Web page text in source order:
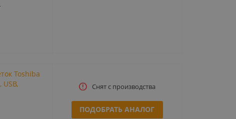
Toshiba
Снят с производства
ПОДОБРАТЬ АНАЛОГ